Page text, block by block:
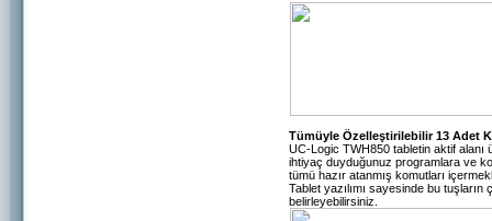
Tümüyle Özelleştirilebilir 13 Adet
UC-Logic TWH850 tabletin aktif
ihtiyaç duyduğunuz programlara ve
tümü hazır atanmış komutları
Tablet yazılımı sayesinde bu tuşların
belirleyebilirsiniz.